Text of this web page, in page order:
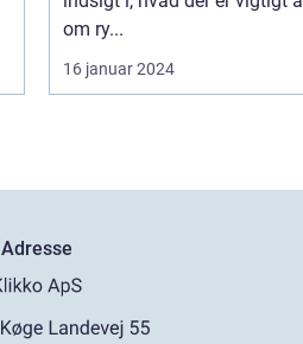
om ry...
16 januar 2024
Adresse